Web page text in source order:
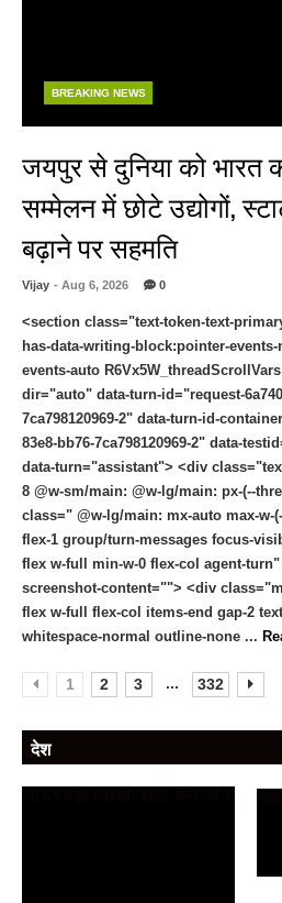
BREAKING NEWS
जयपुर से दुनिया को भारत
सम्मेलन में छोटे उद्योगों,
बढ़ाने पर सहमति
Vijay - Aug 6, 2026 0
<section class="text-token-text-
has-data-writing-block:pointer-
events-auto
dir="auto" data-turn-id="request-
7ca798120969-2" data-turn-id-
83e8-bb76-7ca798120969-2" data-
data-turn="assistant"> <div
8 @w-sm/main: @w-lg/main: px-(--
class=" @w-lg/main: mx-auto max-w-
flex-1 group/turn-messages focus-
flex w-full min-w-0 flex-col agent-
screenshot-content=""> <div
flex w-full flex-col items-end gap-2
whitespace-normal outline-none ...
1 2 3 ... 332
देश